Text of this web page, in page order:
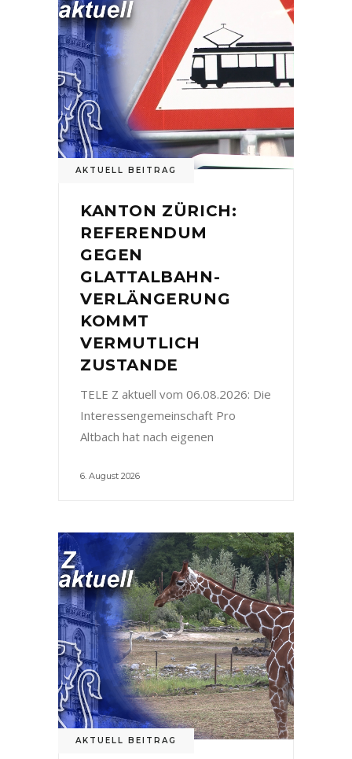
AKTUELL BEITRAG
KANTON ZÜRICH:
REFERENDUM
GEGEN
GLATTALBAHN-
VERLÄNGERUNG
KOMMT
VERMUTLICH
ZUSTANDE
TELE Z aktuell vom 06.08.2026: Die
Interessengemeinschaft Pro
Altbach hat nach eigenen
6. August 2026
AKTUELL BEITRAG